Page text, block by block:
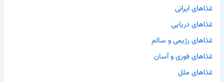
غذاهای ایرانی
غذاهای دریایی
غذاهای رژیمی و سالم
غذاهای فوری و آسان
غذاهای ملل